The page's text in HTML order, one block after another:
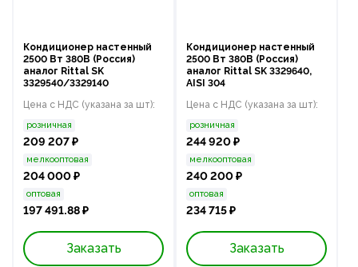
Кондиционер настенный
2500 Вт 380В (Россия)
аналог Rittal SK
3329540/3329140
Цена с НДС (указана за шт):
розничная
209 207 ₽
мелкооптовая
204 000 ₽
оптовая
197 491.88 ₽
Заказать
Кондиционер настенный
2500 Вт 380В (Россия)
аналог Rittal SK 3329640,
AISI 304
Цена с НДС (указана за шт):
розничная
244 920 ₽
мелкооптовая
240 200 ₽
оптовая
234 715 ₽
Заказать